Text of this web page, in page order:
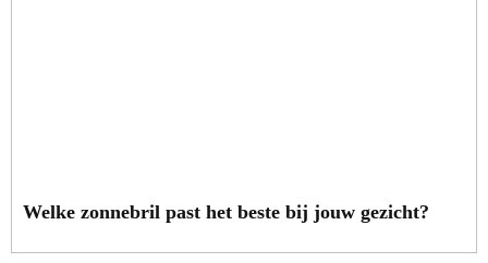
Welke zonnebril past het beste bij jouw gezicht?